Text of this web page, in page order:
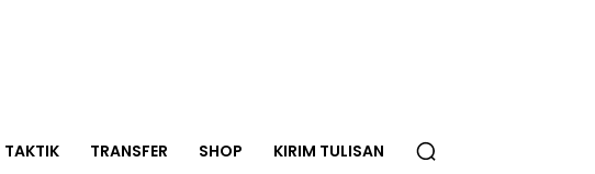
TAKTIK TRANSFER SHOP KIRIM TULISAN